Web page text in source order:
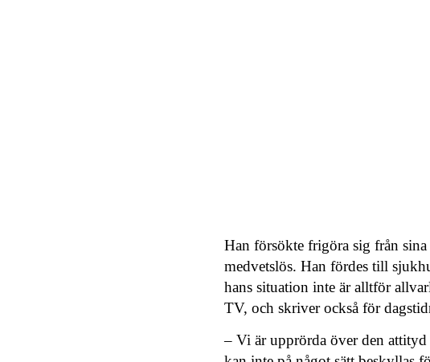
Han försökte frigöra sig från
medvetslös. Han fördes till
hans situation inte är alltför
TV, och skriver också för
– Vi är upprörda över den attityd